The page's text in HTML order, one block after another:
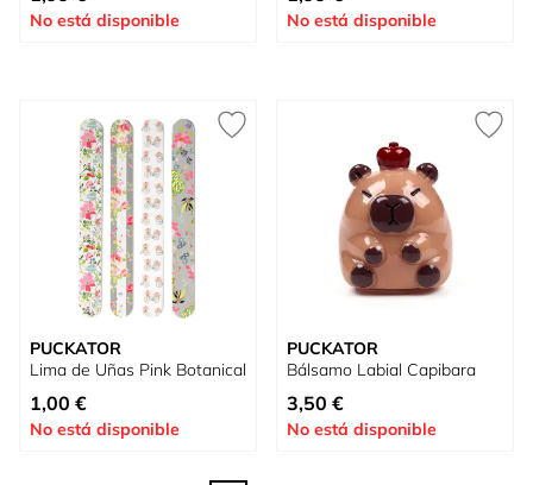
No está disponible No está disponible
PUCKATOR
Lima de Uñas Pink Botanical
1,00 €
No está disponible
PUCKATOR
Bálsamo Labial Capibara
3,50 €
No está disponible